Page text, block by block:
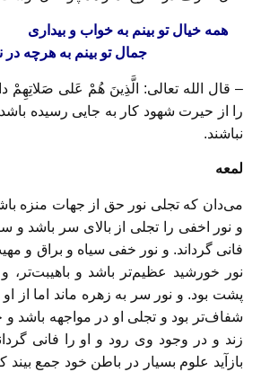
همه خیال تو بینم به خواب
جمال تو بینم به هرچه در
را از حیرت شهود کار به جایى رسیده
نباشند.
لمعه
مى‌‏دان که تجلى نور حق از جهات منزه
و نور اخفى را تجلى از بالاى سر باشد و
فانى گرداند. و نور خفى سیاه و براق و
نور خورشید عظیم‏‌تر باشد و باهیبت‏‌تر،
پشت بود. و نور سر به زهره ماند اما از
شفاف‏‌تر بود و تجلى او در مواجهه باشد
زند و در وجود وى رود و او را فانى
بازآید علوم بسیار در باطن خود جمع بیند